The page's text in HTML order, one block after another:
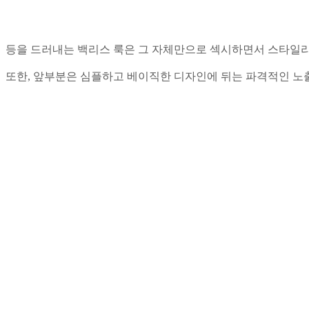
등을 드러내는 백리스 룩은 그 자체만으로 섹시하면서 스타
또한, 앞부분은 심플하고 베이직한 디자인에 뒤는 파격적인